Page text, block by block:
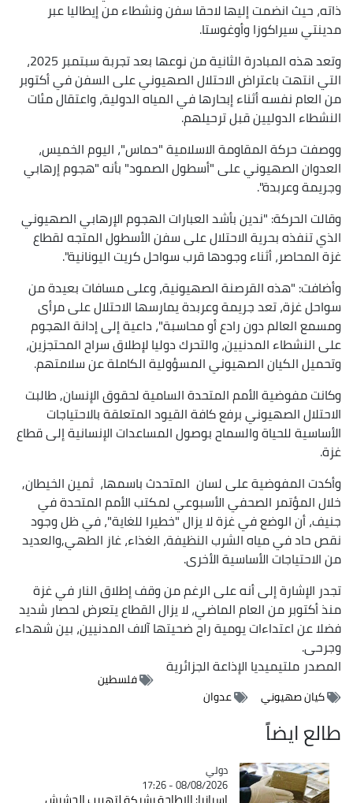
ذاته، حيث انضمت إليها لاحقا سفن ونشطاء من إيطاليا عبر
مدينتي سيراكوزا وأوغوستا.
وتعد هذه المبادرة الثانية من نوعها بعد تجربة سبتمبر 2025،
التي انتهت باعتراض الاحتلال الصهيوني على السفن في أكتوبر
من العام نفسه أثناء إبحارها في المياه الدولية، واعتقال مئات
النشطاء الدوليين قبل ترحيلهم.
ووصفت حركة المقاومة الاسلامية "حماس"، اليوم الخميس،
العدوان الصهيوني على "أسطول الصمود" بأنه "هجوم إرهابي
وجريمة وعربدة".
وقالت الحركة: "ندين بأشد العبارات الهجوم الإرهابي الصهيوني
الذي تنفذه بحرية الاحتلال على سفن الأسطول المتجه لقطاع
غزة المحاصر، أثناء وجودها قرب سواحل كريت اليونانية".
وأضافت: "هذه القرصنة الصهيونية، وعلى مسافات بعيدة من
سواحل غزة، تعد جريمة وعربدة يمارسها الاحتلال على مرأى
ومسمع العالم دون رادع أو محاسبة"، داعية إلى إدانة الهجوم
على النشطاء المدنيين، والتحرك دوليا لإطلاق سراح المحتجزين،
وتحميل الكيان الصهيوني المسؤولية الكاملة عن سلامتهم.
وكانت مفوضية الأمم المتحدة السامية لحقوق الإنسان, طالبت
الاحتلال الصهيوني برفع كافة القيود المتعلقة بالاحتياجات
الأساسية للحياة والسماح بوصول المساعدات الإنسانية إلى قطاع
غزة.
وأكدت المفوضية على لسان المتحدث باسمها، ثمين الخيطان,
خلال المؤتمر الصحفي الأسبوعي لمكتب الأمم المتحدة في
جنيف، أن الوضع في غزة لا يزال "خطيرا للغاية"، في ظل وجود
نقص حاد في مياه الشرب النظيفة، الغذاء، غاز الطهي,والعديد
من الاحتياجات الأساسية الأخرى.
تجدر الإشارة إلى أنه على الرغم من وقف إطلاق النار في غزة
منذ أكتوبر من العام الماضي، لا يزال القطاع يتعرض لحصار شديد
فضلا عن اعتداءات يومية راح ضحيتها آلاف المدنيين، بين شهداء
وجرحى.
المصدرملتيميديا الإذاعة الجزائرية
فلسطين
كيان صهيوني
عدوان
طالع ايضاً
Catégorie
دولي
08/08/2026 - 17:26